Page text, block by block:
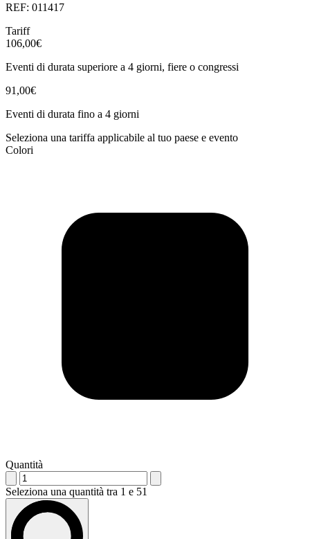
REF: 011417
Tariff
106,00€
Eventi di durata superiore a 4 giorni, fiere o congressi
91,00€
Eventi di durata fino a 4 giorni
Seleziona una tariffa applicabile al tuo paese e evento
Colori
Quantità
Seleziona una quantità tra 1 e 51